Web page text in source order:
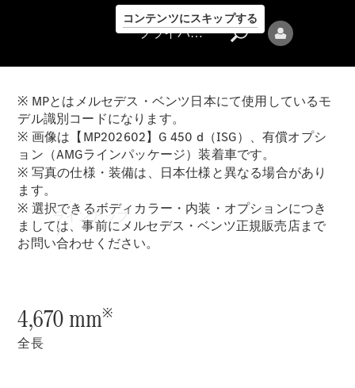
コンテンツにスキップする
プライバシ
ーポリシー
ラインアップ
プライバシーポリシー
※ MPとはメルセデス・ベンツ日本にて使用しているモ
デル識別コードになります。
※ 画像は【MP202602】G 450 d（ISG）、有償オプシ
ョン（AMGラインパッケージ）装着車です。
※ 写真の仕様・装備は、日本仕様と異なる場合があり
ます。
※ 選択できるボディカラー・内装・オプションにつき
ましては、事前にメルセデス・ベンツ正規販売店まで
お問い合わせください。
4,670 mm※
全長